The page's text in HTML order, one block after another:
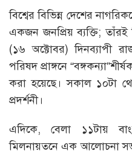
বিশ্বের বিভিন্ন দেশের
একজন জনপ্রিয় ব্যক্তি;
(১৬ অক্টোবর) দিনব্যাপী
পরিষদ প্রাঙ্গনে
করা হয়েছে। সকাল ১০টা
প্রদর্শনী।
এদিকে, বেলা ১১টায়
মিলনায়তনে এক আলোচনা